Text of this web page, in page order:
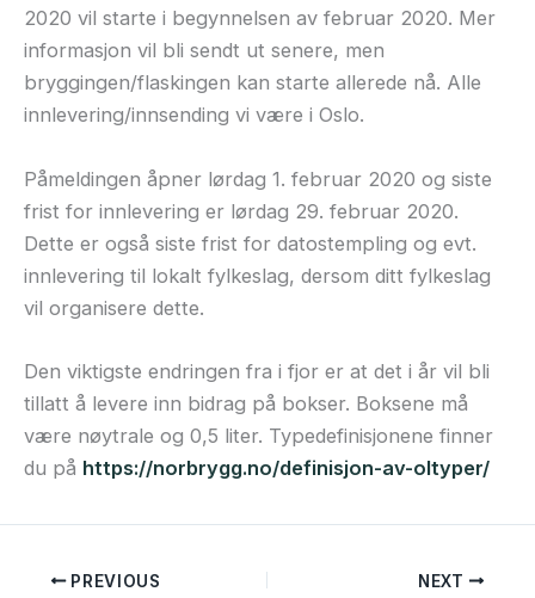
2020 vil starte i begynnelsen av februar 2020. Mer
informasjon vil bli sendt ut senere, men
bryggingen/flaskingen kan starte allerede nå. Alle
innlevering/innsending vi være i Oslo.
Påmeldingen åpner lørdag 1. februar 2020 og siste
frist for innlevering er lørdag 29. februar 2020.
Dette er også siste frist for datostempling og evt.
innlevering til lokalt fylkeslag, dersom ditt fylkeslag
vil organisere dette.
Den viktigste endringen fra i fjor er at det i år vil bli
tillatt å levere inn bidrag på bokser. Boksene må
være nøytrale og 0,5 liter. Typedefinisjonene finner
du på https://norbrygg.no/definisjon-av-oltyper/
PREVIOUS NEXT